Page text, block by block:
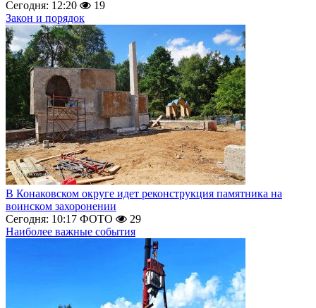
Сегодня: 12:20
19
Закон и порядок
В Конаковском округе идет реконструкция памятника на
воинском захоронении
Сегодня: 10:17 ФОТО
29
Наиболее важные события